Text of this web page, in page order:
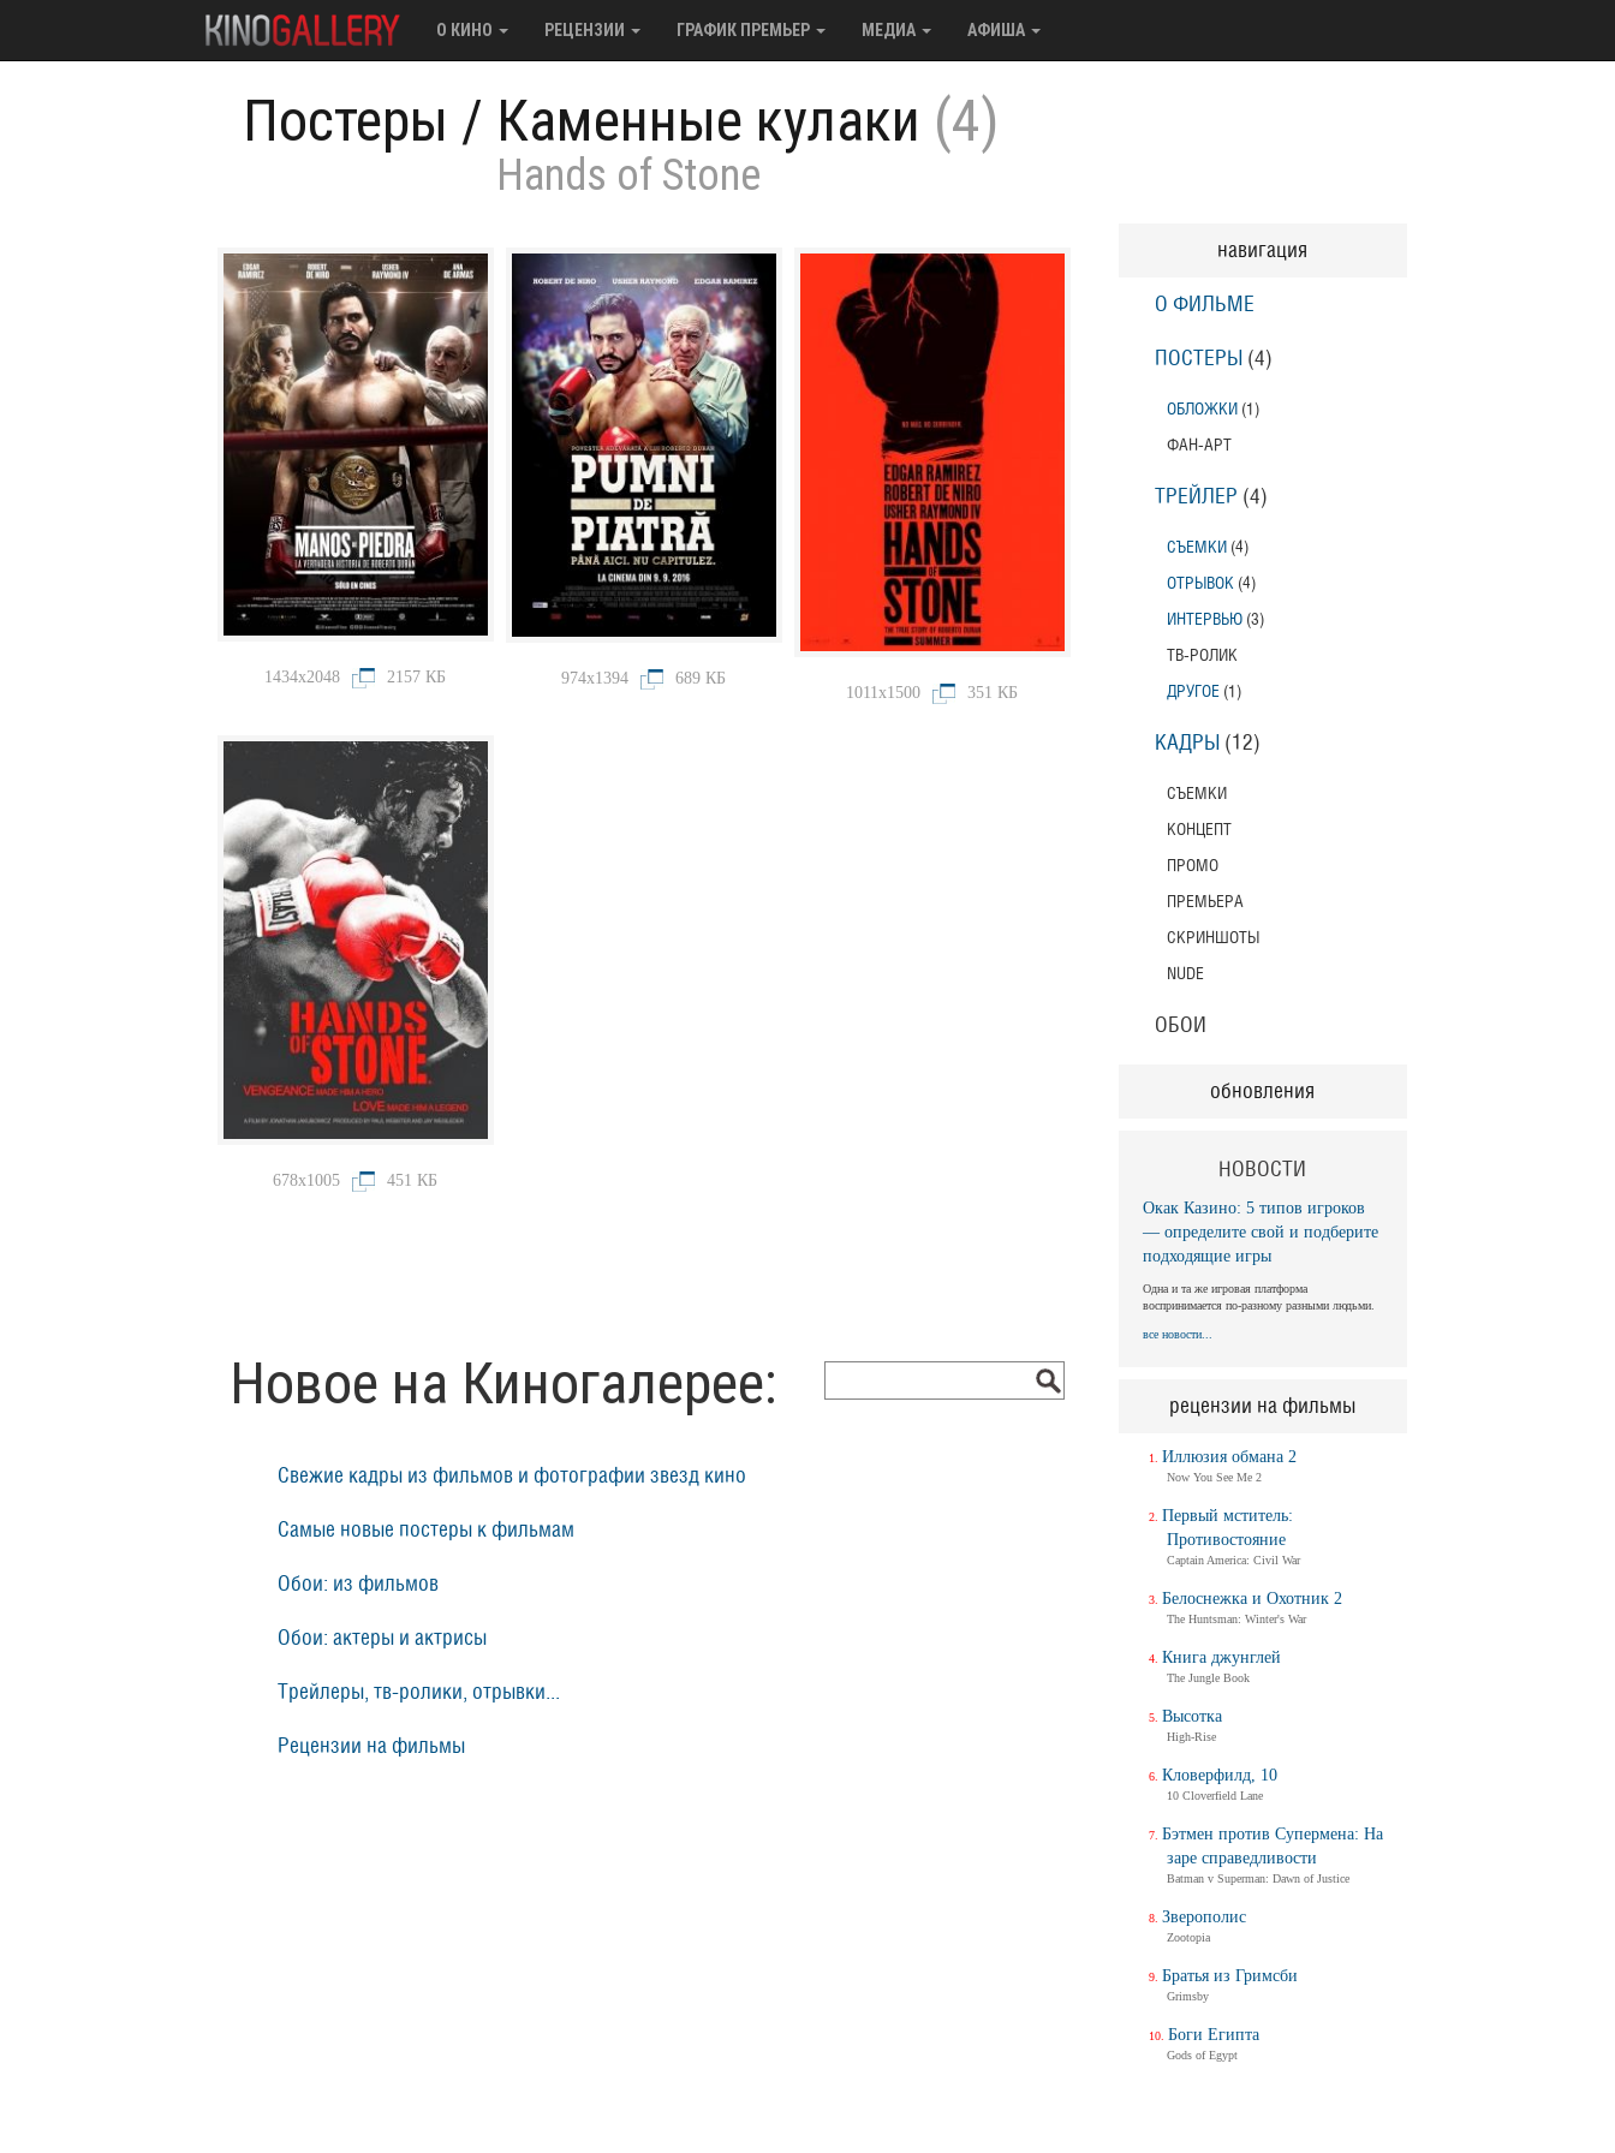
О КИНО РЕЦЕНЗИИ ГРАФИК ПРЕМЬЕР МЕДИА АФИША
Постеры / Каменные кулаки (4)
Hands of Stone
1434x2048 2157 КБ 974x1394
689 КБ
1011x1500
351 КБ
678x1005 451 КБ
Новое на Киногалерее:
Свежие кадры из фильмов и фотографии звезд кино
Самые новые постеры к фильмам
Обои: из фильмов
Обои: актеры и актрисы
Трейлеры, тв-ролики, отрывки...
Рецензии на фильмы
навигация
О ФИЛЬМЕ
ПОСТЕРЫ (4)
ОБЛОЖКИ (1)
ФАН-АРТ
ТРЕЙЛЕР (4)
СЪЕМКИ (4)
ОТРЫВОК (4)
ИНТЕРВЬЮ (3)
ТВ-РОЛИК
ДРУГОЕ (1)
КАДРЫ (12)
СЪЕМКИ
КОНЦЕПТ
ПРОМО
ПРЕМЬЕРА
СКРИНШОТЫ
NUDE
ОБОИ
обновления
НОВОСТИ
Окак Казино: 5 типов игроков
— определите свой и подберите
подходящие игры
Одна и та же игровая платформа
воспринимается по-разному разными людьми.
все новости...
рецензии на фильмы
Иллюзия обмана 2
Now You See Me 2
Первый мститель:
Противостояние
Captain America: Civil War
Белоснежка и Охотник 2
The Huntsman: Winter's War
Книга джунглей
The Jungle Book
Высотка
High-Rise
Кловерфилд, 10
10 Cloverfield Lane
Бэтмен против Супермена: На
заре справедливости
Batman v Superman: Dawn of Justice
Зверополис
Zootopia
Братья из Гримсби
Grimsby
Боги Египта
Gods of Egypt